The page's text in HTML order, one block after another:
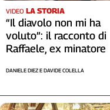
VIDEO LA STORIA
“Il diavolo non mi ha
voluto”: il racconto di
Raffaele, ex minatore
DANIELE DIEZ E DAVIDE COLELLA